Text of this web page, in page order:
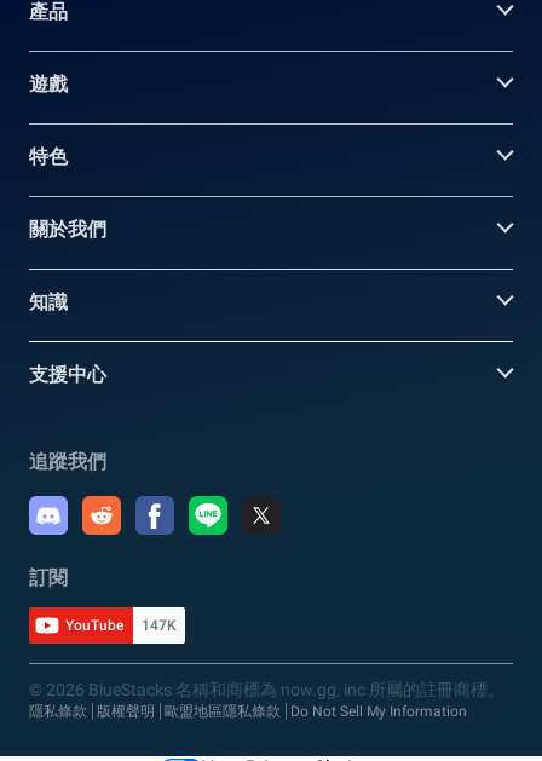
產品
遊戲
特色
關於我們
知識
支援中心
追蹤我們
訂閱
YouTube 147K
© 2026 BlueStacks 名稱和商標為 now.gg, inc 所屬的註冊商標。
隱私條款 版權聲明 歐盟地區隱私條款 Do Not Sell My Information